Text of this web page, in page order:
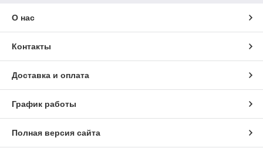
О нас
Контакты
Доставка и оплата
График работы
Полная версия сайта